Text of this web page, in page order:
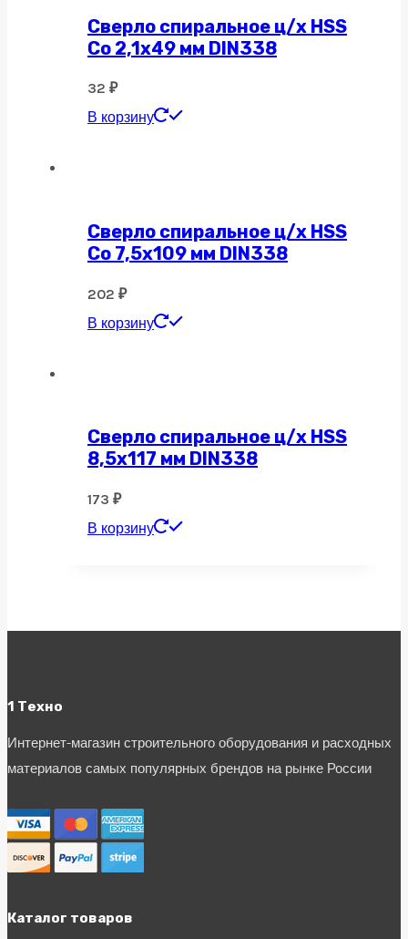
Сверло спиральное ц/х HSS
Co 2,1х49 мм DIN338
32 ₽
В корзину
Сверло спиральное ц/х HSS
Co 7,5х109 мм DIN338
202 ₽
В корзину
Сверло спиральное ц/х HSS
8,5х117 мм DIN338
173 ₽
В корзину
1 Техно
Интернет-магазин строительного оборудования и расходных
материалов самых популярных брендов на рынке России
Каталог товаров